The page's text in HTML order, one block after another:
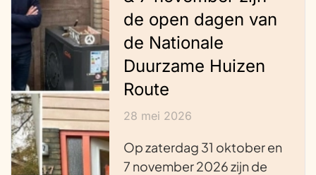
de open dagen van
de Nationale
Duurzame Huizen
Route
28 mei 2026
Op zaterdag 31 oktober en
7 november 2026 zijn de